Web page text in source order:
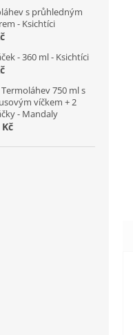
s průhledným
- Ksichtíci
- 360 ml - Ksichtíci
Termoláhev 750 ml s
víčkem + 2
- Mandaly